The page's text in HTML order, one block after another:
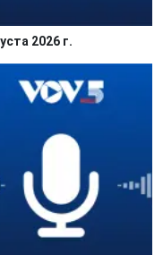
2026 г.